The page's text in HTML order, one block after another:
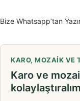
Bize Whatsapp’tan
KARO, MOZAIK VE
Karo ve